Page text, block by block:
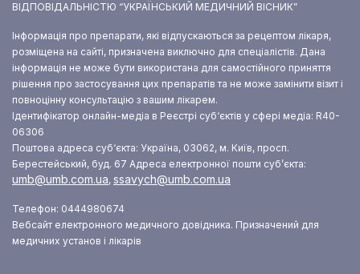
ВІДПОВІДАЛЬНІСТЮ “УКРАЇНСЬКИЙ МЕДИЧНИЙ ВІСНИК”
Інформація про препарати, які відпускаються за рецептом лікаря,
розміщена на сайті, призначена виключно для спеціалістів. Дана
інформація не може бути використана для самостійного приняття
рішення про застосування цих препаратів та не може замінити візит і
повноцінну консультацію з вашим лікарем.
Ідентифікатор онлайн-медіа в Реєстрі суб‘єктів у сфері медіа: R40-
06306
Поштова адреса суб‘єкта: Україна, 03062, м. Київ, просп.
Берестейський, буд. 67 Адреса електронної пошти суб’єкта:
umb@umb.com.ua, ssavych@umb.com.ua
Телефон: 0444980674
Вебсайт електронного медичного довідника. Призначений для
медичних установ і лікарів